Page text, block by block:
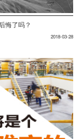
悔了吗？
2018-03-28